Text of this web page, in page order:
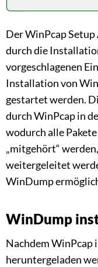
Der WinPcap
durch die
vorgeschlagenen
Installation von
gestartet werden.
durch WinPcap in
wodurch alle
„mitgehört“
weitergeleitet
WinDump
WinDump
Nachdem
heruntergeladen